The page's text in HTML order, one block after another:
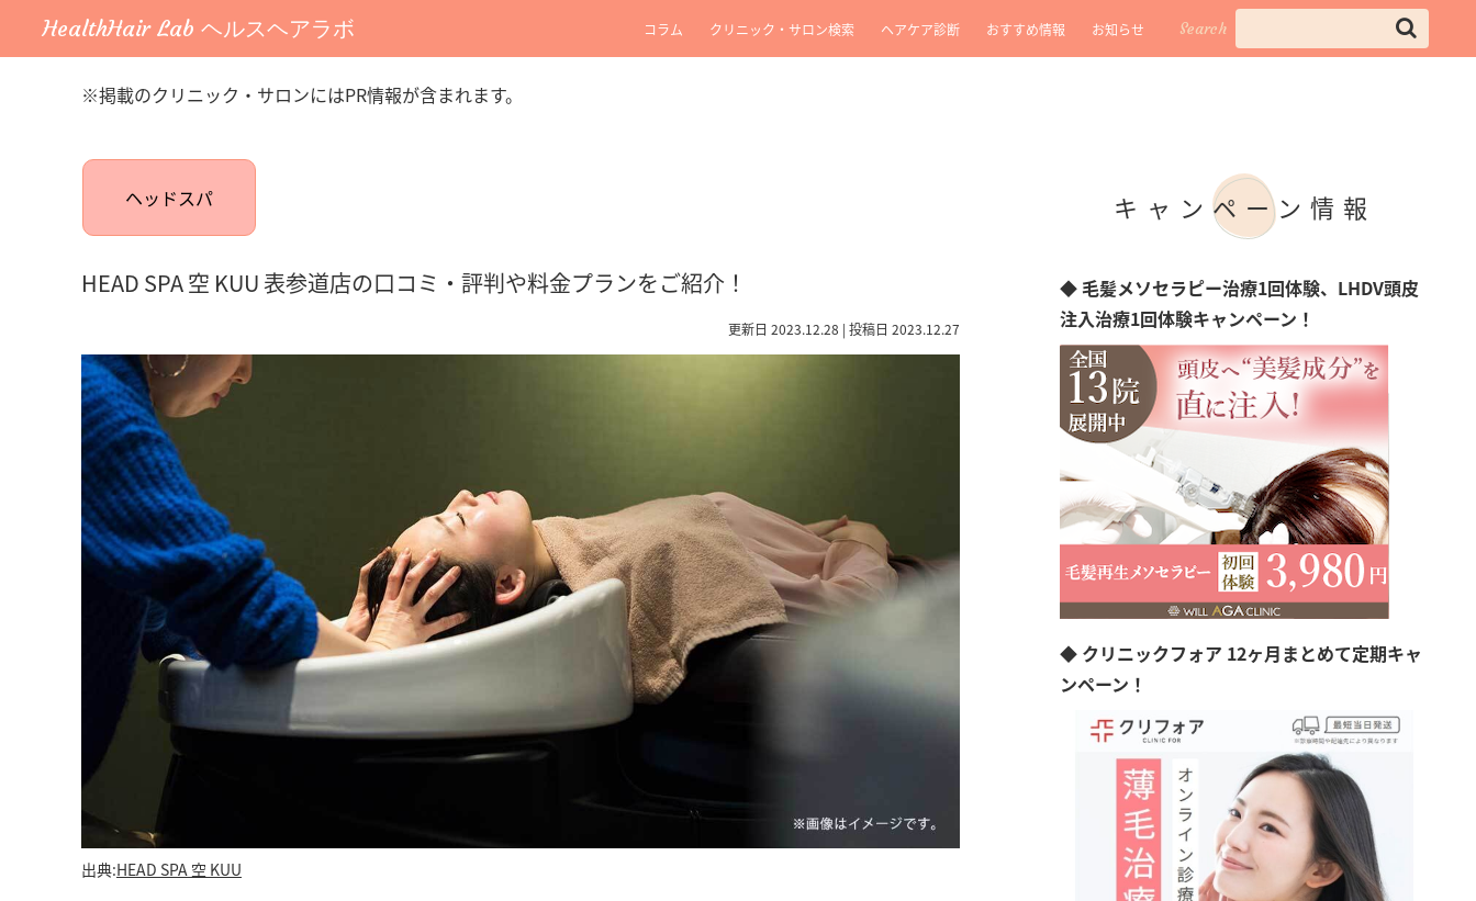
HealthHair Lab ヘルスヘアラボ コラム クリニック・サロン検索 ヘアケア診断 おすすめ情報 お知らせ Search
※掲載のクリニック・サロンにはPR情報が含まれます。
ヘッドスパ
HEAD SPA 空 KUU 表参道店の口コミ・評判や料金プランをご紹介！
更新日 2023.12.28 | 投稿日 2023.12.27
出典:HEAD SPA 空 KUU
キャンペーン情報
◆ 毛髪メソセラピー治療1回体験、LHDV頭皮
注入治療1回体験キャンペーン！
◆ クリニックフォア 12ヶ月まとめて定期キャ
ンペーン！